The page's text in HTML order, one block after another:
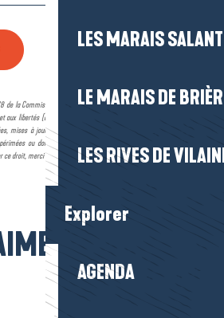
LES MARAIS
LE MARAIS DE
LES RIVES DE
Explorer
AGENDA
AUSSI
de votre Office
tourisme